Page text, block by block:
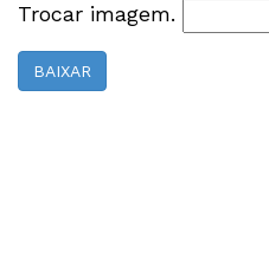
Trocar imagem.